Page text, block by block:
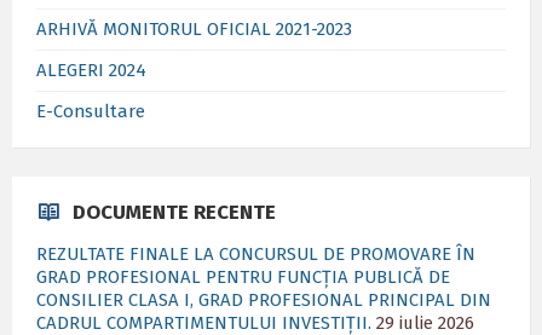
ARHIVĂ MONITORUL OFICIAL 2021-2023
ALEGERI 2024
E-Consultare
DOCUMENTE RECENTE
REZULTATE FINALE LA CONCURSUL DE PROMOVARE ÎN
GRAD PROFESIONAL PENTRU FUNCȚIA PUBLICĂ DE
CONSILIER CLASA I, GRAD PROFESIONAL PRINCIPAL DIN
CADRUL COMPARTIMENTULUI INVESTIȚII. 29 iulie 2026